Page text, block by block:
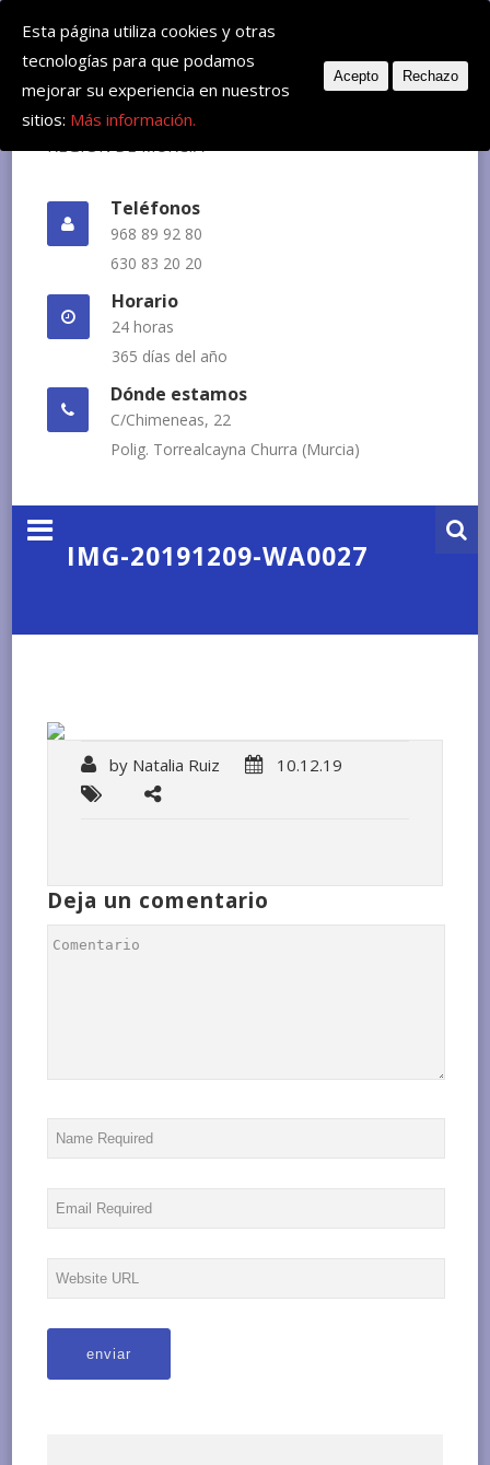
Deje su mensaje: huvemur@veterinariourgente.com
Teléfonos
968 89 92 80
630 83 20 20
Horario
24 horas
365 días del año
Dónde estamos
C/Chimeneas, 22
Polig. Torrealcayna Churra (Murcia)
IMG-20191209-WA0027
by Natalia Ruiz 10.12.19
Deja un comentario
Esta página utiliza cookies y otras
tecnologías para que podamos
mejorar su experiencia en nuestros
sitios: Más información.
Acepto Rechazo